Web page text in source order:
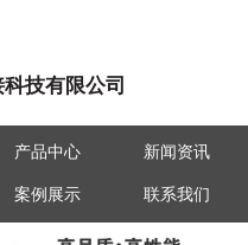
技有限公司
产品中心 新闻资讯
案例展示 联系我们